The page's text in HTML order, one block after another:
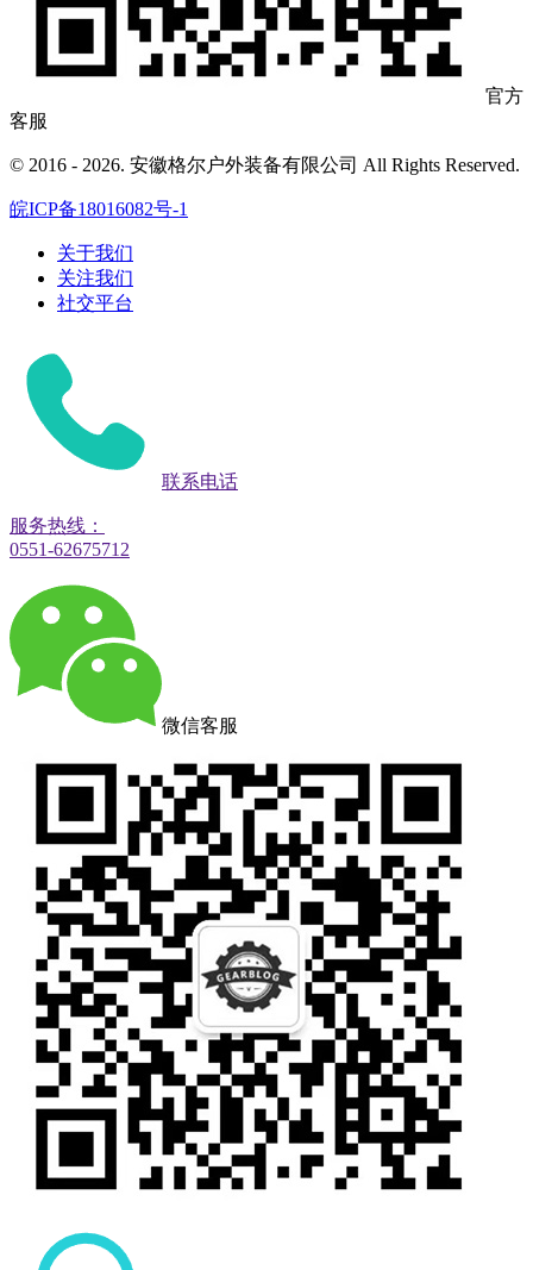
官方
客服
© 2016 - 2026. 安徽格尔户外装备有限公司 All Rights Reserved.
皖ICP备18016082号-1
关于我们
关注我们
社交平台
联系电话
服务热线：
0551-62675712
微信客服